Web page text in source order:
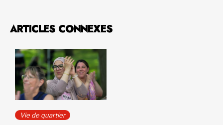
ARTICLES CONNEXES
Vie de quartier